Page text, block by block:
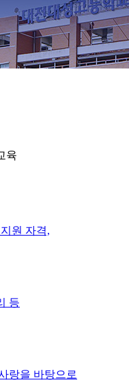
육
원 자격,
등
랑을 바탕으로